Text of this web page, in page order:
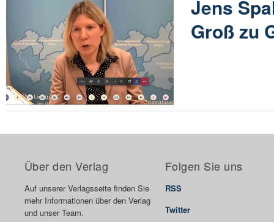
Jens
Groß zu
Über den Verlag
Auf unserer Verlagsseite finden Sie
mehr Informationen über den Verlag
und unser Team.
Folgen Sie uns
RSS
Twitter